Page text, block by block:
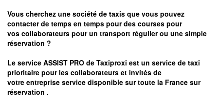
Vous cherchez une société de taxis que vous pouvez
contacter de temps en temps pour des courses pour
vos collaborateurs pour un transport régulierou une simple
réservation ?
Le service ASSIST PRO de Taxiproxi est un service de taxi
prioritaire pour les collaborateurs et invités de
votre entreprise service disponible sur toute la France sur
réservation .